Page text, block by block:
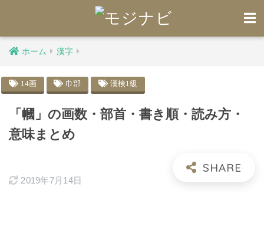
ホーム 漢字
14画 巾部 漢検1級
「幗」の画数・部首・書き順・読み方・
意味まとめ
2019年7月14日